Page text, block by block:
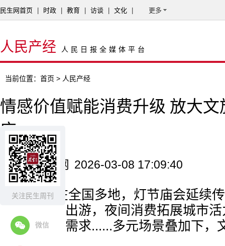
关注民生周刊
微信
民生网首页 时政 教育 访谈 文化 更多
人民产经 人民日报全媒体平台
当前位置： 首页 > 人民产经
情感价值赋能消费升级 放大
应
来源：人民网 2026-03-08 17:09:40
近期，在全国多地，灯节庙会延续
事带动冬季出游，夜间消费拓展城市
引深度体验需求......多元场景叠加下，